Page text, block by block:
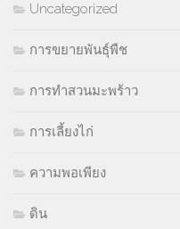
Uncategorized
การขยายพันธุ์พืช
การทำสวนมะพร้าว
การเลี้ยงไก่
ความพอเพียง
ดิน